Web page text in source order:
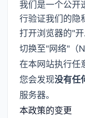
我们是一个公开
行验证我们的隐
打开浏览器的"开
切换至"网络"（
在本网站执行任
您会发现没有任
服务器。
本政策的变更